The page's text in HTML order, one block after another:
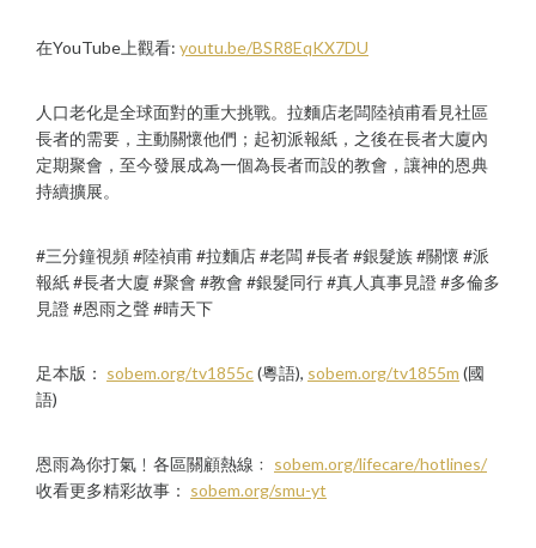
在YouTube上觀看: youtu.be/BSR8EqKX7DU
人口老化是全球面對的重大挑戰。拉麵店老闆陸禎甫看見社區
長者的需要，主動關懷他們；起初派報紙，之後在長者大廈內
定期聚會，至今發展成為一個為長者而設的教會，讓神的恩典
持續擴展。
#三分鐘視頻 #陸禎甫 #拉麵店 #老闆 #長者 #銀髮族 #關懷 #派
報紙 #長者大廈 #聚會 #教會 #銀髮同行 #真人真事見證 #多倫多
見證 #恩雨之聲 #晴天下
足本版： sobem.org/tv1855c(粵語), sobem.org/tv1855m (國
語)
恩雨為你打氣﹗各區關顧熱線﹕ sobem.org/lifecare/hotlines/
收看更多精彩故事： sobem.org/smu-yt